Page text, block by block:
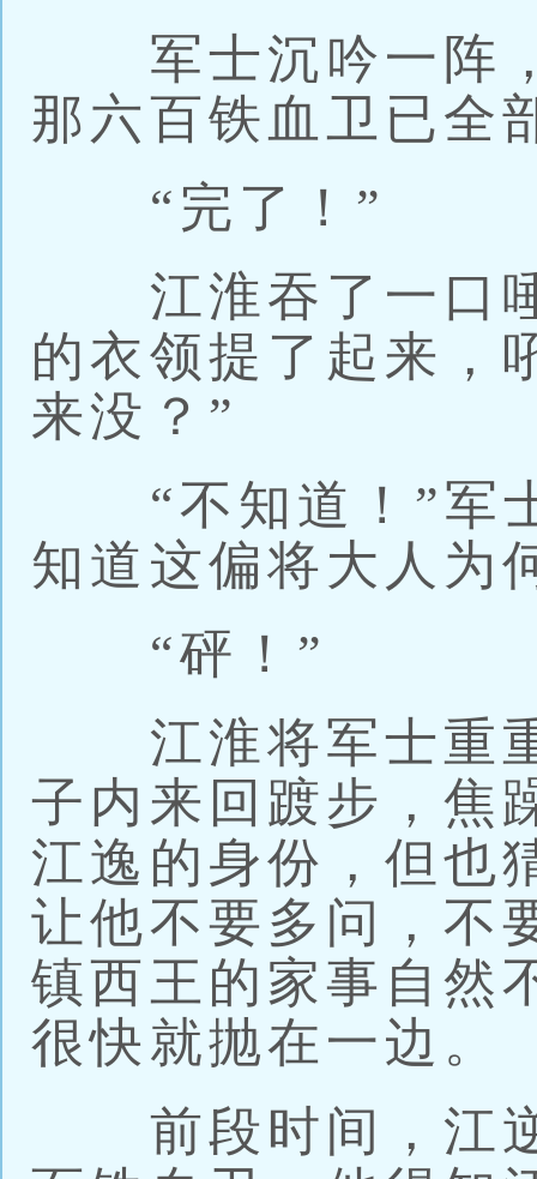
军士沉吟一阵，
那六百铁血卫已全
“完了！”
江淮吞了一口唾
的衣领提了起来，
来没？”
“不知道！”军
知道这偏将大人为
“砰！”
江淮将军士重重
子内来回踱步，焦
江逸的身份，但也
让他不要多问，不
镇西王的家事自然
很快就抛在一边。
前段时间，江逆